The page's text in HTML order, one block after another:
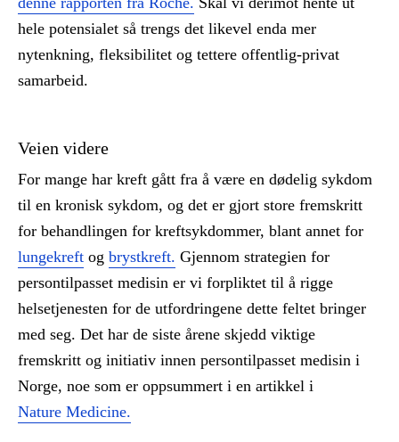
hele potensialet så trengs det likevel enda mer
nytenkning, fleksibilitet og tettere offentlig-privat
samarbeid.
Veien videre
For mange har kreft gått fra å være en dødelig sykdom
til en kronisk sykdom, og det er gjort store fremskritt
for behandlingen for kreftsykdommer, blant annet for
lungekreft og brystkreft. Gjennom strategien for
persontilpasset medisin er vi forpliktet til å rigge
helsetjenesten for de utfordringene dette feltet bringer
med seg. Det har de siste årene skjedd viktige
fremskritt og initiativ innen persontilpasset medisin i
Norge, noe som er oppsummert i en artikkel i
Nature Medicine.